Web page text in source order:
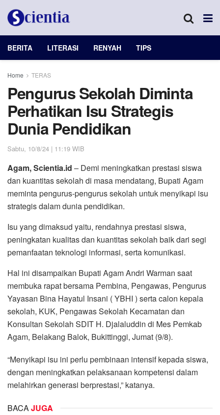
BERITA LITERASI RENYAH TIPS
Home TERAS
Pengurus Sekolah Diminta
Perhatikan Isu Strategis
Dunia Pendidikan
Sabtu, 10/8/24 | 11:19 WIB
Agam, Scientia.id – Demi meningkatkan prestasi siswa
dan kuantitas sekolah di masa mendatang, Bupati Agam
meminta pengurus-pengurus sekolah untuk menyikapi isu
strategis dalam dunia pendidikan.
Isu yang dimaksud yaitu, rendahnya prestasi siswa,
peningkatan kualitas dan kuantitas sekolah baik dari segi
pemanfaatan teknologi informasi, serta komunikasi.
Hal ini disampaikan Bupati Agam Andri Warman saat
membuka rapat bersama Pembina, Pengawas, Pengurus
Yayasan Bina Hayatul Insani ( YBHI ) serta calon kepala
sekolah, KUK, Pengawas Sekolah Kecamatan dan
Konsultan Sekolah SDIT H. Djalaluddin di Mes Pemkab
Agam, Belakang Balok, Bukittinggi, Jumat (9/8).
“Menyikapi isu ini perlu pembinaan intensif kepada siswa,
dengan meningkatkan pelaksanaan kompetensi dalam
melahirkan generasi berprestasi,” katanya.
BACAJUGA